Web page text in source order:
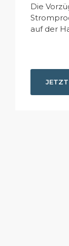
Die
auf der
JETZT